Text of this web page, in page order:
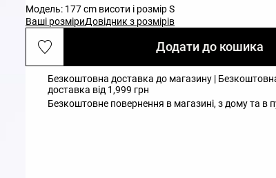
Модель: 177 cm висоти і розмір S
Ваші розміриДовідник з розмірів
Додати до кошика
Безкоштовна доставка до магазину |
доставка від 1,999 грн
Безкоштовне повернення в магазині, з дому та в